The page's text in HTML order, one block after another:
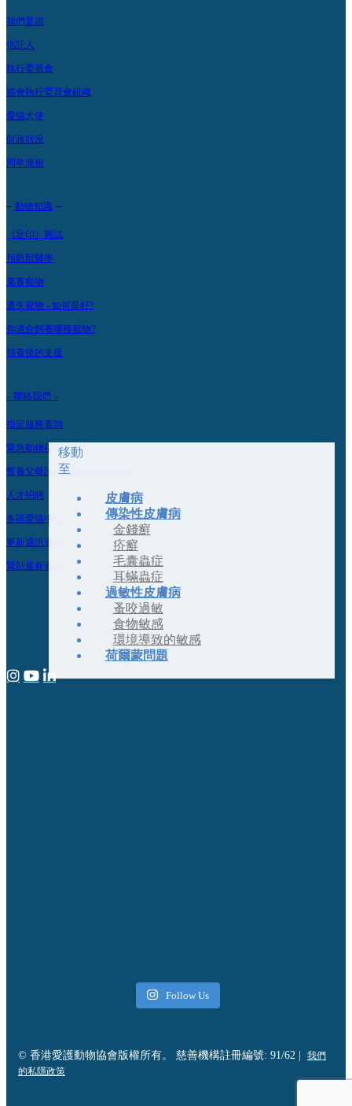
移動
至
皮膚病
傳染性皮膚病
金錢癬
疥癬
毛囊蟲症
耳蟎蟲症
過敏性皮膚病
蚤咬過敏
食物敏感
環境導致的敏感
荷爾蒙問題
我們是誰
信託人
執行委員會
協會執行委員會組織
愛協大使
財政狀況
周年滙報
– 動物知識 –
《足印》雜誌
預防獸醫學
棄養寵物
遺失寵物 - 如何是好?
你適合飼養哪種寵物?
領養後的支援
– 聯絡我們 –
指定服務查詢
緊急動物福利事宜
暫養父母計劃及義工申請查詢
人才招聘
各區愛協中心
更新通訊資料
緊貼最新資訊
Follow Us
© 香港愛護動物協會版權所有。 慈善機構註冊編號: 91/62 |
我們
的私隱政策